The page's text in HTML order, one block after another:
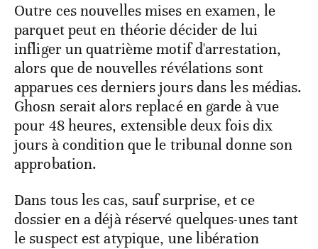
Outre ces nouvelles mises en examen, le
parquet peut en théorie décider de lui
infliger un quatrième motif d'arrestation,
alors que de nouvelles révélations sont
apparues ces derniers jours dans les médias.
Ghosn serait alors replacé en garde à vue
pour 48 heures, extensible deux fois dix
jours à condition que le tribunal donne son
approbation.
Dans tous les cas, sauf surprise, et ce
dossier en a déjà réservé quelques-unes tant
le suspect est atypique, une libération